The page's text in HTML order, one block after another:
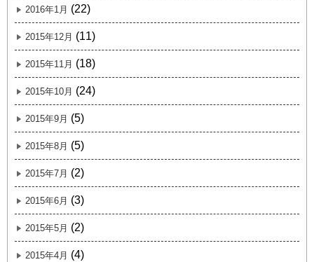
2016年1月 (22)
2015年12月 (11)
2015年11月 (18)
2015年10月 (24)
2015年9月 (5)
2015年8月 (5)
2015年7月 (2)
2015年6月 (3)
2015年5月 (2)
2015年4月 (4)